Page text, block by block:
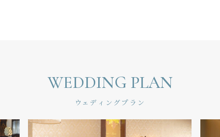
WEDDING PLAN
ウェディングプラン